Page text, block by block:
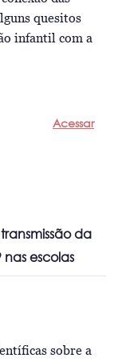
quesitos
infantil com a
Acessar
da
nas escolas
sobre a